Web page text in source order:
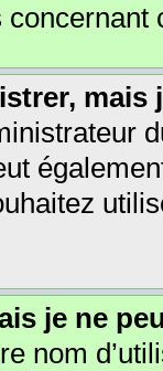
mais
je ne
nom